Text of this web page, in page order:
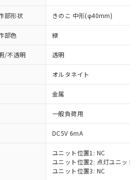
部形状 きのこ 中形(φ40mm)
部色 緑
/不透明 透明
オルタネイト
金属
一般負荷用
DC5V 6mA
ユニット位置1: NC
ユニット位置2: 点灯ユニット
ユニット位置3: NC